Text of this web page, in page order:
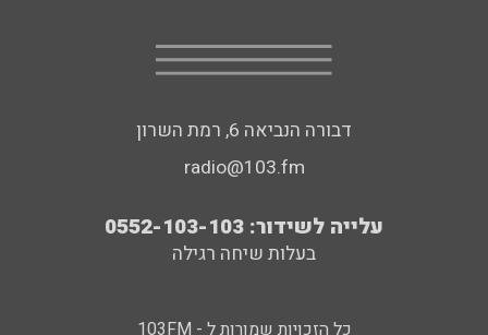
דבורה הנביאה 6, רמת השרון
radio@103.fm
עלייה לשידור: 0552-103-103
בעלות שיחה רגילה
כל הזכויות שמורות ל - 103FM